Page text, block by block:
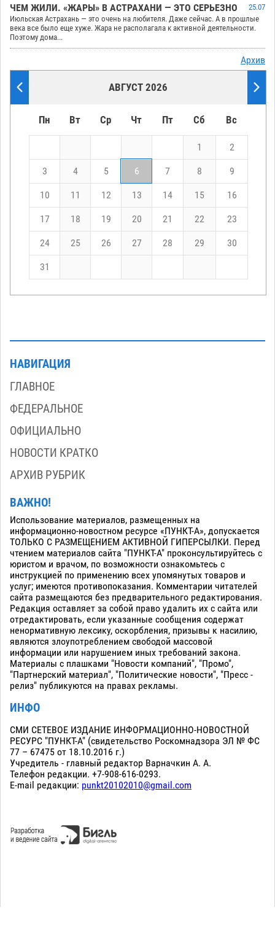
ЧЕМ ЖИЛИ. «ЖАРЫ» В АСТРАХАНИ — ЭТО СЕРЬЕЗНО
25.07
Июльская Астрахань — это очень на любителя. Даже сейчас. А в прошлые
века все было еще хуже. Жара не располагала к активной деятельности.
Поэтому дома...
Архив
АВГУСТ 2026
Пн Вт Ср Чт Пт Сб Вс
1 2
3 4 5 6 7 8 9
10 11 12 13 14 15 16
17 18 19 20 21 22 23
24 25 26 27 28 29 30
31
НАВИГАЦИЯ
ГЛАВНОЕ
ФЕДЕРАЛЬНОЕ
ОФИЦИАЛЬНО
НОВОСТИ КРАТКО
АРХИВ РУБРИК
ВАЖНО!
Использование материалов, размещенных на
информационно-новостном ресурсе «ПУНКТ-А», допускается
ТОЛЬКО С РАЗМЕЩЕНИЕМ АКТИВНОЙ ГИПЕРСЫЛКИ. Перед
чтением материалов сайта "ПУНКТ-А" проконсультируйтесь с
юристом и врачом, по возможности ознакомьтесь с
инструкцией по применению всех упомянутых товаров и
услуг; имеются противопоказания. Комментарии читателей
сайта размещаются без предварительного редактирования.
Редакция оставляет за собой право удалить их с сайта или
отредактировать, если указанные сообщения содержат
ненормативную лексику, оскорбления, призывы к насилию,
являются злоупотреблением свободой массовой
информации или нарушением иных требований закона.
Материалы с плашками "Новости компаний", "Промо",
"Партнерский материал", "Политические новости", "Пресс -
релиз" публикуются на правах рекламы.
ИНФО
СМИ СЕТЕВОЕ ИЗДАНИЕ ИНФОРМАЦИОННО-НОВОСТНОЙ
РЕСУРС "ПУНКТ-А" (свидетельство Роскомнадзора ЭЛ № ФС
77 – 67475 от 18.10.2016 г.)
Учредитель - главный редактор Варначкин А. А.
Телефон редакции. +7-908-616-0293.
E-mail редакции: punkt20102010@gmail.com